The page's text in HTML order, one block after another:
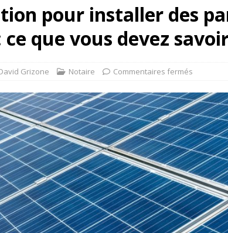
pour installer des
ce que vous devez
Grizone Notaire Commentaires fermés